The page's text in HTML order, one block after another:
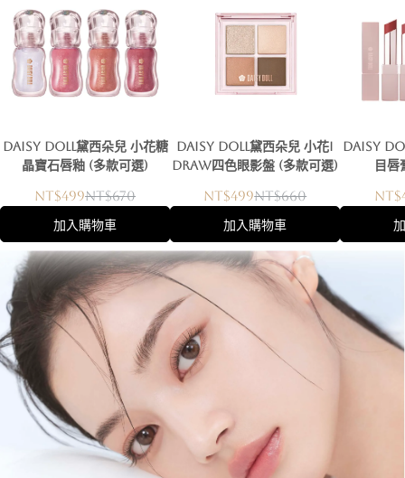
DAISY DOLL黛西朵兒 小花糖
晶寶石唇釉 (多款可選)
NT$499NT$670
加入購物車
DAISY DOLL黛西朵兒 小花I
DRAW四色眼影盤 (多款可選)
NT$499NT$660
加入購物車
DAISY
目唇